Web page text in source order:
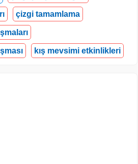
çizgi tamamlama
kış mevsimi etkinlikleri